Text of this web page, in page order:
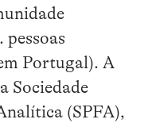
Portugal). A
Sociedade
(SPFA),